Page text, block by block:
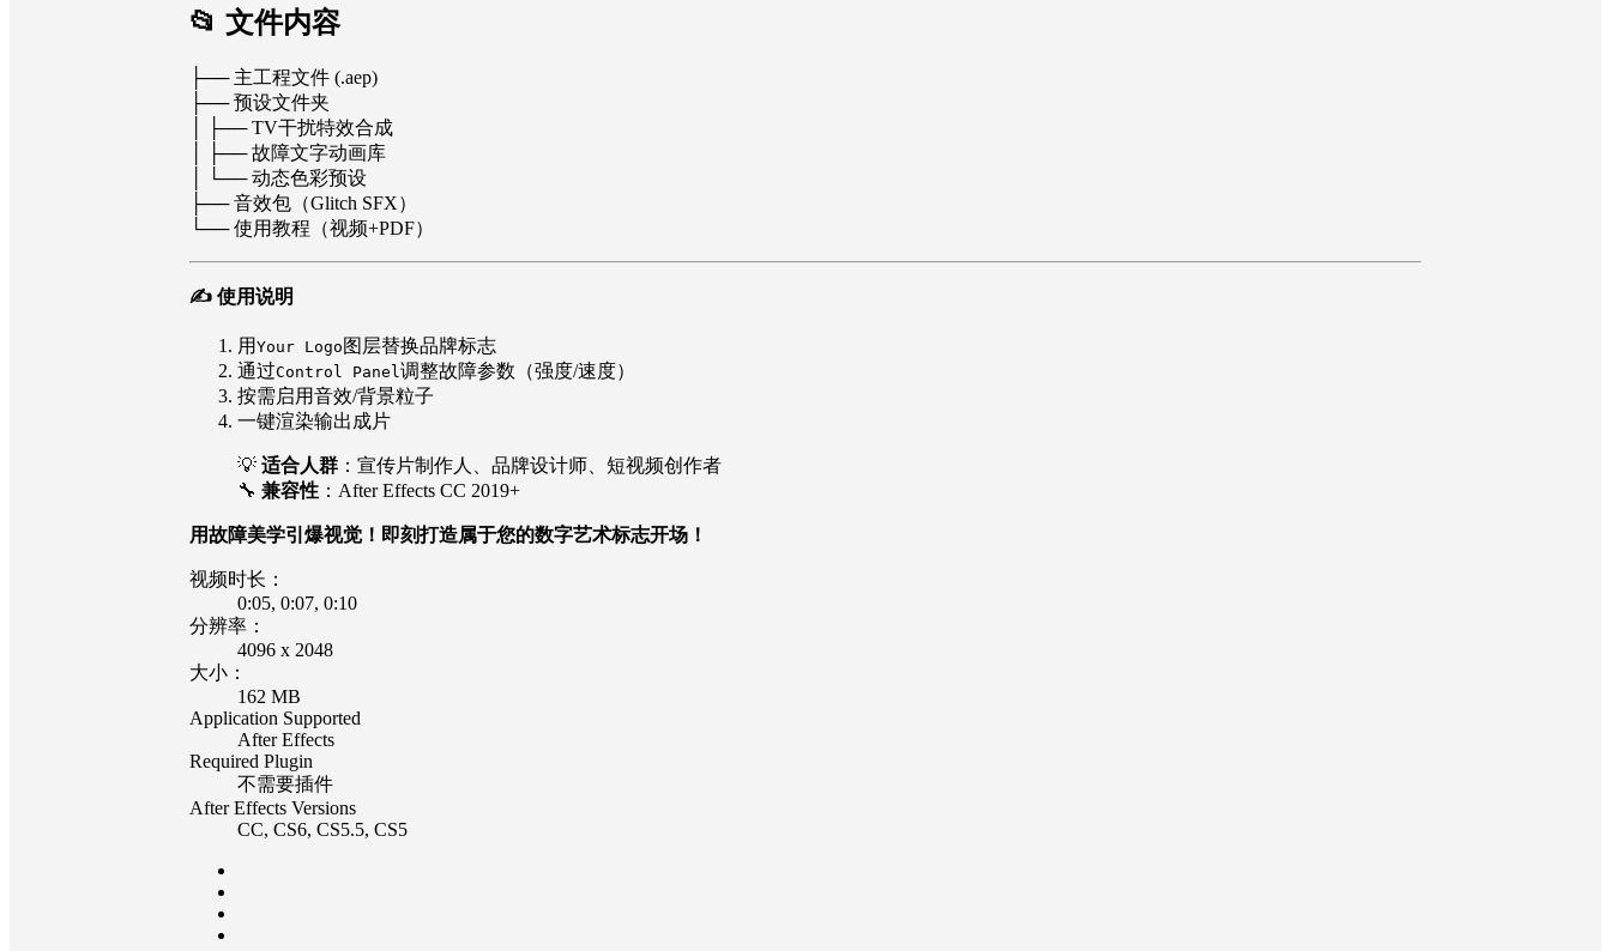
📂 文件内容
├── 主工程文件 (.aep)
├── 预设文件夹
│ ├── TV干扰特效合成
│ ├── 故障文字动画库
│ └── 动态色彩预设
├── 音效包（Glitch SFX）
└── 使用教程（视频+PDF）
✍ 使用说明
用 Your Logo 图层替换品牌标志
通过Control Panel调整故障参数（强度/速度）
按需启用音效/背景粒子
一键渲染输出成片
💡 适合人群 ：宣传片制作人、品牌设计师、短视频创作者
🔧 兼容性 ：After Effects CC 2019+
用故障美学引爆视觉！即刻打造属于您的数字艺术标志开场！
视频时长：
0:05, 0:07, 0:10
分辨率：
4096 x 2048
大小：
162 MB
Application Supported
After Effects
Required Plugin
不需要插件
After Effects Versions
CC, CS6, CS5.5, CS5